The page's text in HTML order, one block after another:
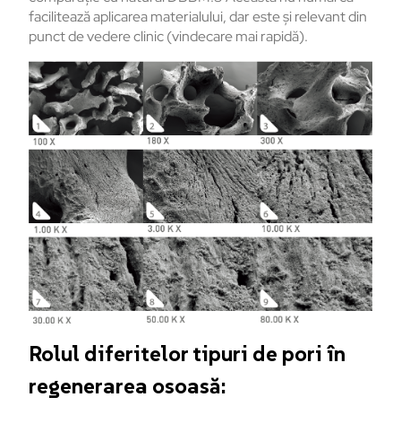
facilitează aplicarea materialului, dar este și relevant din
punct de vedere clinic (vindecare mai rapidă).
Rolul diferitelor tipuri de pori în
regenerarea osoasă: